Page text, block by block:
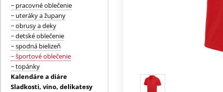
− pracovné oblečenie
− uteráky a župany
− obrusy a deky
− detské oblečenie
− spodná bielizeň
− športové oblečenie
− topánky
Kalendáre a diáre
Sladkosti, víno, delikatesy